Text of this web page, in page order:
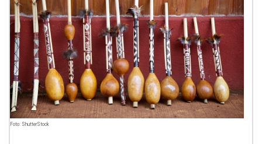
Foto: ShutterStock